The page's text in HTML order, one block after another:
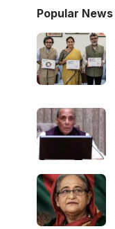
Popular News